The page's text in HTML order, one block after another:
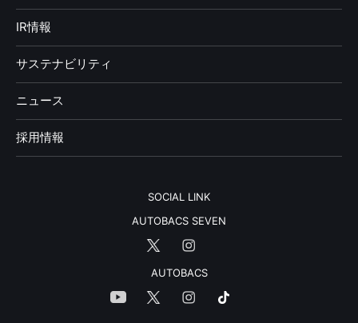
IR情報
サステナビリティ
ニュース
採用情報
SOCIAL LINK
AUTOBACS SEVEN
AUTOBACS